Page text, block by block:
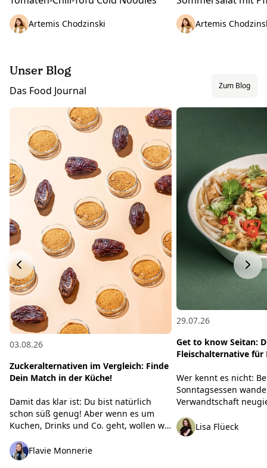
Artemis Chodzinski Artemis
Unser Blog
Das Food Journal Zum Blog
03.08.26
Zuckeralternativen im Vergleich: Finde
Dein Match in der Küche!
Damit das klar ist: Du bist natürlich
schon süß genug! Aber wenn es um
Kuchen, Drinks und Co. geht, wollen wir
Süße. Egal, ob Du Haushaltszucker
reduzieren oder einfach neue
Flavie Monnerie
29.07.26
Get to know Seitan:
Fleischalternative für
Wer kennt es nicht:
Sonntagsessen
Verwandtschaft
kommen die
nicht total stark
Lisa Flüeck